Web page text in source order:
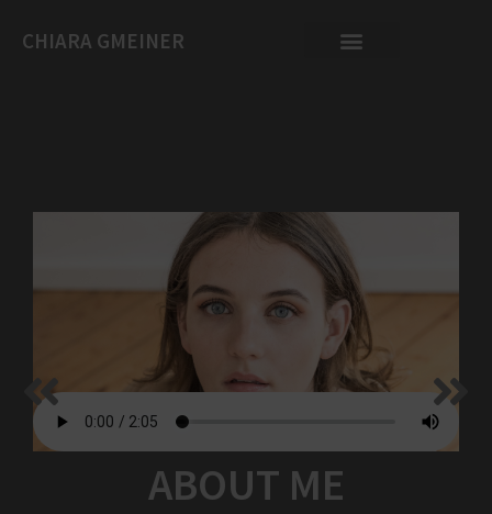
CHIARA GMEINER
ABOUT ME